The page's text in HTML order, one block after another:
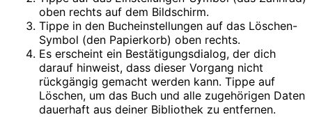
oben rechts auf dem Bildschirm.
Tippe in den Bucheinstellungen auf das Löschen-
Symbol (den Papierkorb) oben rechts.
Es erscheint ein Bestätigungsdialog, der dich
darauf hinweist, dass dieser Vorgang nicht
rückgängig gemacht werden kann. Tippe auf
Löschen, um das Buch und alle zugehörigen Daten
dauerhaft aus deiner Bibliothek zu entfernen.